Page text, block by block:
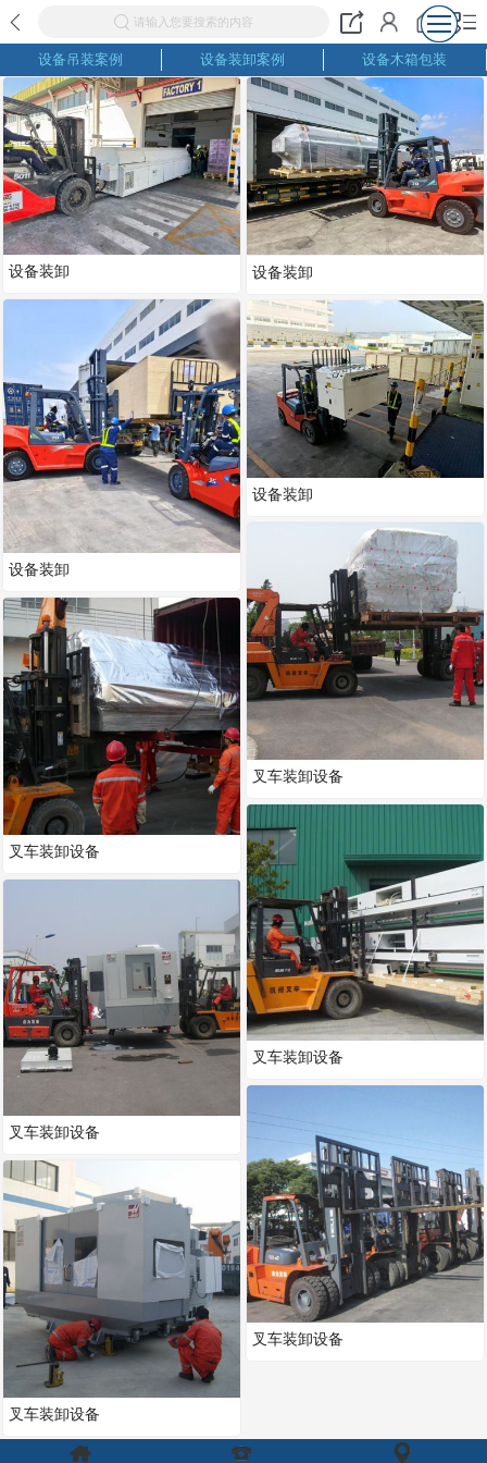
请输入您要搜索的内容
设备吊装案例 设备装卸案例 设备木箱包装
设备装卸
设备装卸
叉车装卸设备
叉车装卸设备
叉车装卸设备
设备装卸
设备装卸
叉车装卸设备
叉车装卸设备
叉车装卸设备